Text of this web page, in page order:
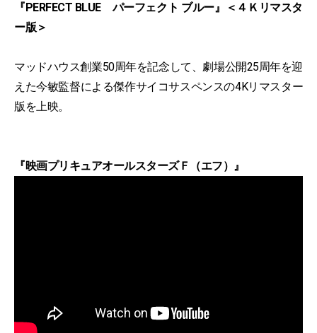
『PERFECT BLUE パーフェクト ブルー』＜４Ｋリマスタ
ー版＞
マッドハウス創業50周年を記念して、劇場公開25周年を迎
えた今敏監督による傑作サイコサスペンスの4Kリマスター
版を上映。
『映画プリキュアオールスターズＦ（エフ）』